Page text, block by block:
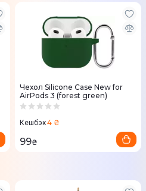
Чехол Silicone Case New for
AirPods 3 (forest green)
Кешбэк4 ₴
99₴